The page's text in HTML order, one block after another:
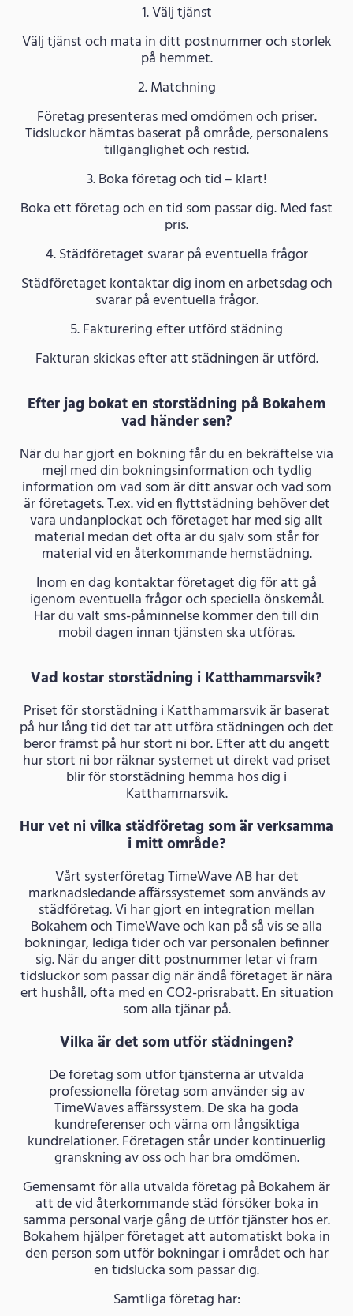
1. Välj tjänst
Välj tjänst och mata in ditt postnummer och storlek
på hemmet.
2. Matchning
Företag presenteras med omdömen och priser.
Tidsluckor hämtas baserat på område, personalens
tillgänglighet och restid.
3. Boka företag och tid – klart!
Boka ett företag och en tid som passar dig. Med fast
pris.
4. Städföretaget svarar på eventuella frågor
Städföretaget kontaktar dig inom en arbetsdag och
svarar på eventuella frågor.
5. Fakturering efter utförd städning
Fakturan skickas efter att städningen är utförd.
Efter jag bokat en storstädning på Bokahem
vad händer sen?
När du har gjort en bokning får du en bekräftelse via
mejl med din bokningsinformation och tydlig
information om vad som är ditt ansvar och vad som
är företagets. T.ex. vid en flyttstädning behöver det
vara undanplockat och företaget har med sig allt
material medan det ofta är du själv som står för
material vid en återkommande hemstädning.
Inom en dag kontaktar företaget dig för att gå
igenom eventuella frågor och speciella önskemål.
Har du valt sms-påminnelse kommer den till din
mobil dagen innan tjänsten ska utföras.
Vad kostar storstädning i Katthammarsvik?
Priset för storstädning i Katthammarsvik är baserat
på hur lång tid det tar att utföra städningen och det
beror främst på hur stort ni bor. Efter att du angett
hur stort ni bor räknar systemet ut direkt vad priset
blir för storstädning hemma hos dig i
Katthammarsvik.
Hur vet ni vilka städföretag som är verksamma
i mitt område?
Vårt systerföretag TimeWave AB har det
marknadsledande affärssystemet som används av
städföretag. Vi har gjort en integration mellan
Bokahem och TimeWave och kan på så vis se alla
bokningar, lediga tider och var personalen befinner
sig. När du anger ditt postnummer letar vi fram
tidsluckor som passar dig när ändå företaget är nära
ert hushåll, ofta med en CO2-prisrabatt. En situation
som alla tjänar på.
Vilka är det som utför städningen?
De företag som utför tjänsterna är utvalda
professionella företag som använder sig av
TimeWaves affärssystem. De ska ha goda
kundreferenser och värna om långsiktiga
kundrelationer. Företagen står under kontinuerlig
granskning av oss och har bra omdömen.
Gemensamt för alla utvalda företag på Bokahem är
att de vid återkommande städ försöker boka in
samma personal varje gång de utför tjänster hos er.
Bokahem hjälper företaget att automatiskt boka in
den person som utför bokningar i området och har
en tidslucka som passar dig.
Samtliga företag har: